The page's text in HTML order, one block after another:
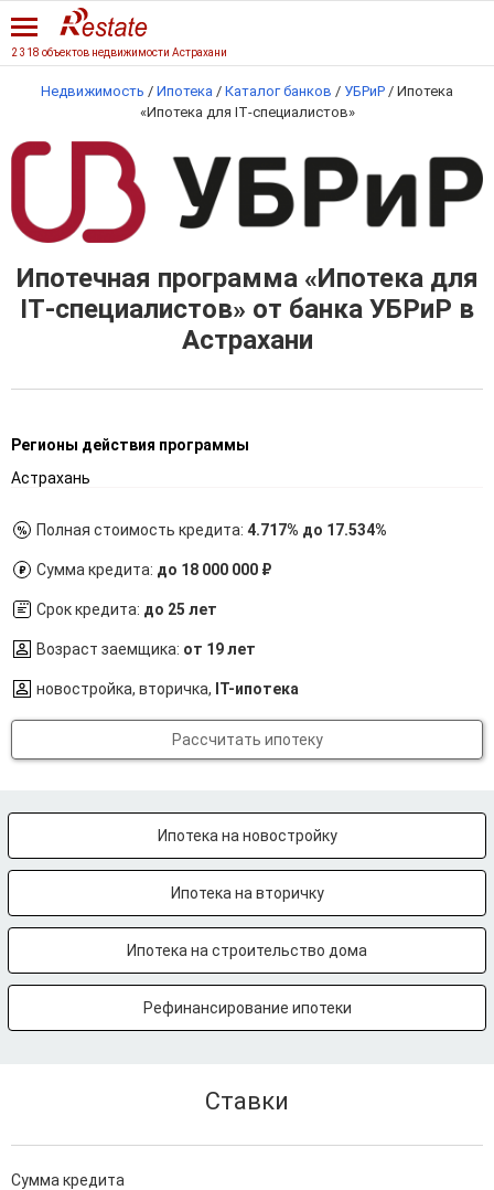
2 318 объектов недвижимости Астрахани
Недвижимость / Ипотека / Каталог банков / УБРиР / Ипотека
«Ипотека для IT‑специалистов»
Ипотечная программа «Ипотека для
IT‑специалистов» от банка УБРиР в
Астрахани
Регионы действия программы
Астрахань
Полная стоимость кредита: 4.717% до 17.534%
Сумма кредита: до 18 000 000 ₽
Срок кредита: до 25 лет
Возраст заемщика: от 19 лет
новостройка, вторичка, IT-ипотека
Рассчитать ипотеку
Ипотека на новостройку
Ипотека на вторичку
Ипотека на строительство дома
Рефинансирование ипотеки
Ставки
Сумма кредита